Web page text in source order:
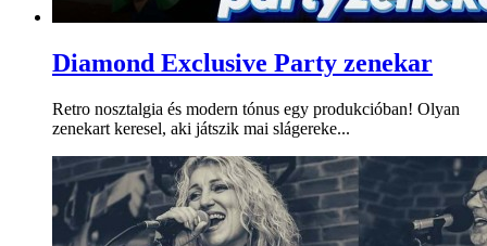
Diamond Exclusive Party zenekar
Retro nosztalgia és modern tónus egy produkcióban! Olyan
zenekart keresel, aki játszik mai slágereke...